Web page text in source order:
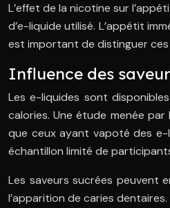
L’effet de la nicotine sur
d’e-liquide utilisé. L’appétit
est important de distinguer
Influence des
Les e-liquides sont
calories. Une étude menée
que ceux ayant vapoté des
échantillon limité de
Les saveurs sucrées peuvent
l’apparition de caries